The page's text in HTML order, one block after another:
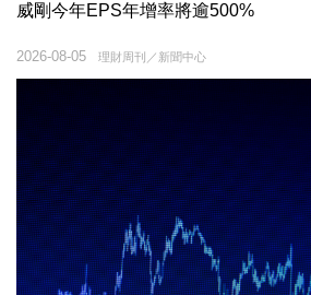
威剛今年EPS年增率將逾500%
理財周刊／新聞中心
2026-08-05